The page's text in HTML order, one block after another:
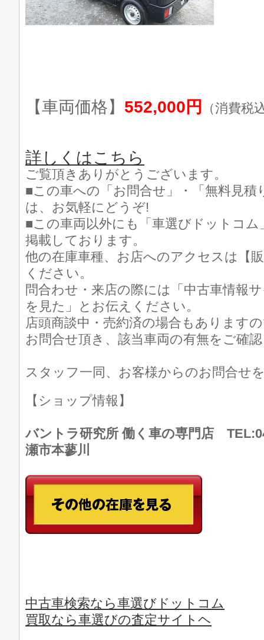
【車両価格】 552,000円 （消費税
詳しくはこちら
ご覧頂きありがとうございます。
■この車への「お問合せ」・「無料見積
は、お気軽にどうぞ!
■この車両以外にも「車選びドットコ
掲載しております。
他の在庫車種、お店へのアクセスは【
ください。
問合わせ・来店の際には「中古車情報
を見た」とお伝えください。
店頭商談中・売約済の場合もあります
お問合せ頂き、該当車両の有無をご確
スタッフ一同、お客様からのお問合せ
【ショップ情報】
バントラ研究所 働く車の専門店
瀬市本蓼川
中古車検索なら車選びドットコム
買取なら車選びの査定サイトヘ